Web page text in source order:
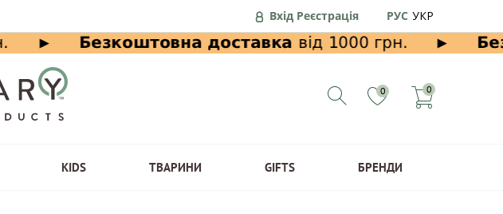
Вхід Реєстрація РУС УКР
0 0
KIDS ТВАРИНИ GIFTS БРЕНДИ